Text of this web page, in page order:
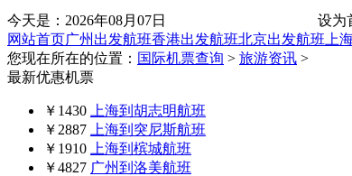
今天是： 2026年08月07日 设为
网站首页广州出发航班香港出发航班北京出发航班 上
您现在所在的位置： 国际机票查询 > 旅游资讯 >
最新优惠机票
￥1430
上海到胡志明航班
￥2887
上海到突尼斯航班
￥1910
上海到槟城航班
￥4827 广州到洛美航班